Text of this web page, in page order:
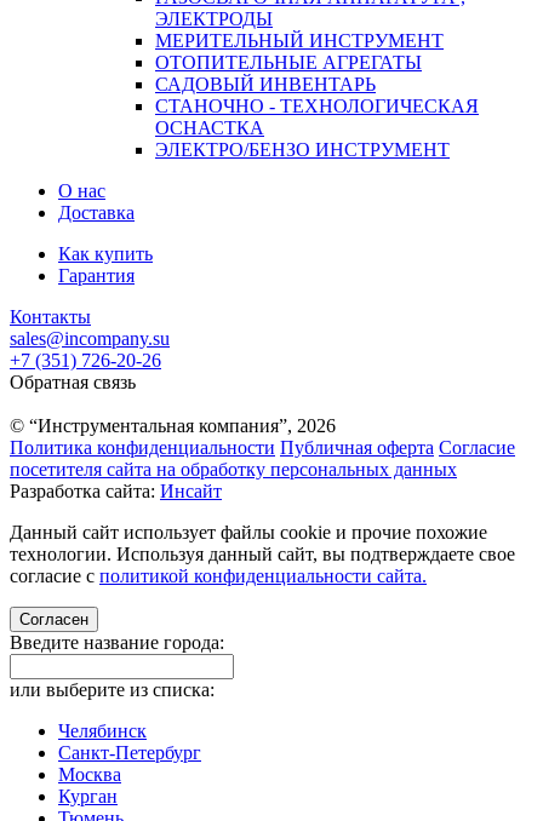
ЭЛЕКТРОДЫ
МЕРИТЕЛЬНЫЙ ИНСТРУМЕНТ
ОТОПИТЕЛЬНЫЕ АГРЕГАТЫ
САДОВЫЙ ИНВЕНТАРЬ
СТАНОЧНО - ТЕХНОЛОГИЧЕСКАЯ
ОСНАСТКА
ЭЛЕКТРО/БЕНЗО ИНСТРУМЕНТ
О нас
Доставка
Как купить
Гарантия
Контакты
sales@incompany.su
+7 (351) 726-20-26
Обратная связь
© “Инструментальная компания”, 2026
Политика конфиденциальности Публичная оферта Согласие
посетителя сайта на обработку персональных данных
Разработка сайта: Инсайт
Данный сайт использует файлы cookie и прочие похожие
технологии. Используя данный сайт, вы подтверждаете свое
согласие с политикой конфиденциальности сайта.
Согласен
Введите название города:
или выберите из списка:
Челябинск
Санкт-Петербург
Москва
Курган